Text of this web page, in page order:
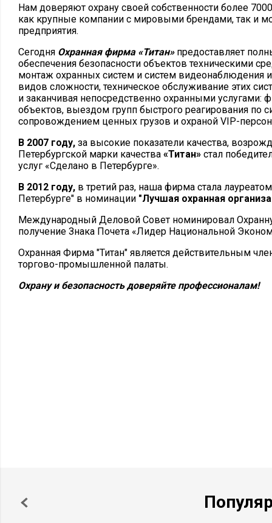
Нам доверяют охрану своей собственности более
как крупные компании с мировыми брендами, так и
предприятия.
Сегодня Охранная фирма «Титан»предоставляет
обеспечения безопасности объектов техническими
монтаж охранных систем и систем видеонаблюдения
видов сложности, техническое обслуживание этих
и заканчивая непосредственно охранными услугами:
объектов, выездом групп быстрого реагирования по
сопровождением ценных грузов и охраной VIP-
В 2007 году, за высокие показатели качества,
Петербургской марки качества «Титан» стал
услуг «Сделано в Петербурге».
В 2012 году, в третий раз, наша фирма стала
Петербурге" в номинации "Лучшая охранная
Международный Деловой Совет номинировал
получение Знака Почета «Лидер Национальной
Охранная Фирма "Титан" является действительным
торгово-промышленной палаты.
Охрану и безопасность доверяйте профессионалам!